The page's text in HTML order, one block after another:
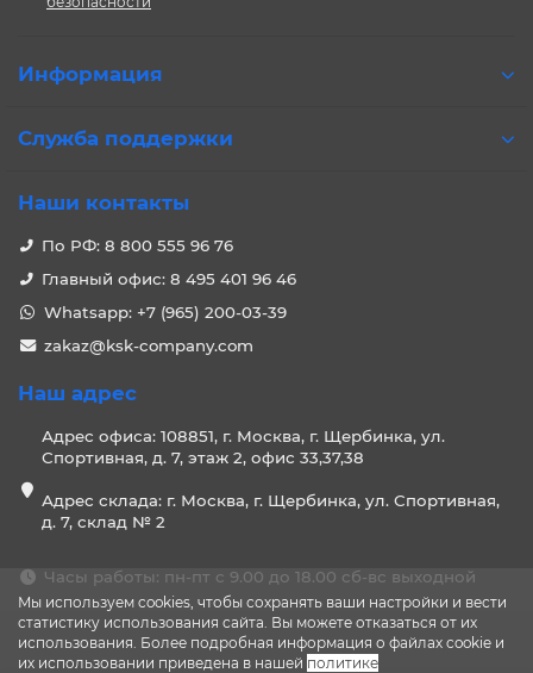
Мы используем cookies, чтобы сохранять ваши настройки и вести
статистику использования сайта. Вы можете отказаться от их
использования. Более подробная информация о файлах cookie и
их использовании приведена в нашей политике
Информация
Служба поддержки
Наши контакты
По РФ: 8 800 555 96 76
Главный офис: 8 495 401 96 46
Whatsapp: +7 (965) 200-03-39
zakaz@ksk-company.com
Наш адрес
Адрес офиса: 108851, г. Москва, г. Щербинка, ул.
Спортивная, д. 7, этаж 2, офис 33,37,38
Адрес склада: г. Москва, г. Щербинка, ул. Спортивная,
д. 7, склад № 2
Часы работы: пн-пт с 9.00 до 18.00 сб-вс выходной